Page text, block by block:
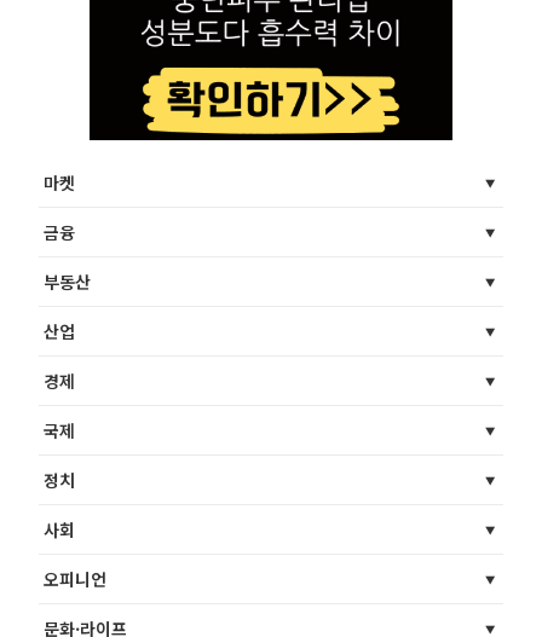
마켓
금융
부동산
산업
경제
국제
정치
사회
오피니언
문화·라이프